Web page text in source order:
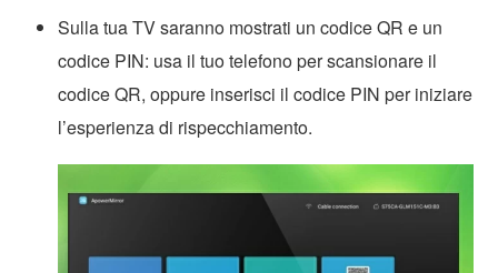
Sulla tua TV saranno mostrati un codice QR e un
codice PIN: usa il tuo telefono per scansionare il
codice QR, oppure inserisci il codice PIN per iniziare
l’esperienza di rispecchiamento.